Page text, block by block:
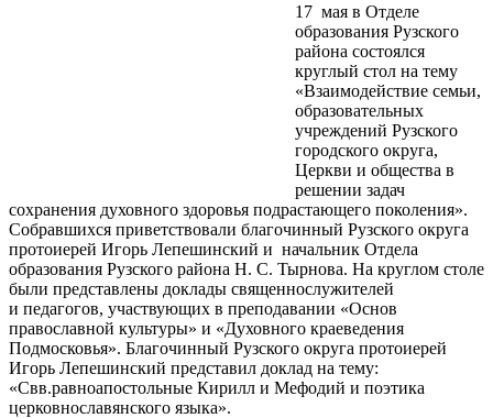
17 мая в Отделе
образования Рузского
района состоялся
круглый стол на тему
«Взаимодействие семьи,
образовательных
учреждений Рузского
городского округа,
Церкви и общества в
решении задач
сохранения духовного здоровья подрастающего поколения».
Собравшихся приветствовали благочинный Рузского округа
протоиерей Игорь Лепешинский и начальник Отдела
образования Рузского района Н. С. Тырнова. На круглом столе
были представлены доклады священнослужителей
и педагогов, участвующих в преподавании «Основ
православной культуры» и «Духовного краеведения
Подмосковья». Благочинный Рузского округа протоиерей
Игорь Лепешинский представил доклад на тему:
«Свв.равноапостольные Кирилл и Мефодий и поэтика
церковнославянского языка».